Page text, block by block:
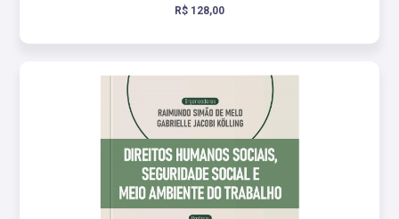
R$ 128,00